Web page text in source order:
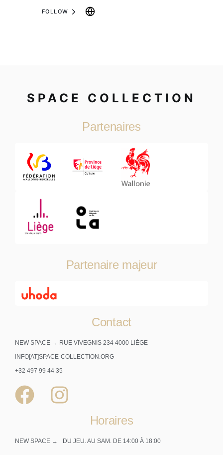
FOLLOW
SPACE COLLECTION
Partenaires
Partenaire majeur
Contact
NEW SPACE → RUE VIVEGNIS 234 4000 LIÈGE
INFO[AT]SPACE-COLLECTION.ORG
+32 497 99 44 35
Horaires
NEW SPACE → DU JEU. AU SAM. DE 14:00 À 18:00